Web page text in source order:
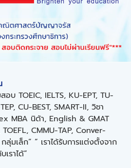
สอบTOEIC, IELTS, KU-EPT,TU-
,CU-BEST,SMART-II,วิชา
MBA นิด้า, English & GMAT
TOEFL,CMMU-TAP,Conver-
ลุ่มเล็ก” “ เราได้รับการแต่งตั้งจาก
ราได้”